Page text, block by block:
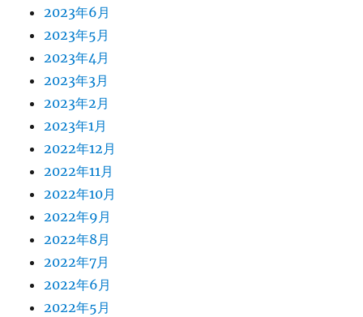
2023年6月
2023年5月
2023年4月
2023年3月
2023年2月
2023年1月
2022年12月
2022年11月
2022年10月
2022年9月
2022年8月
2022年7月
2022年6月
2022年5月